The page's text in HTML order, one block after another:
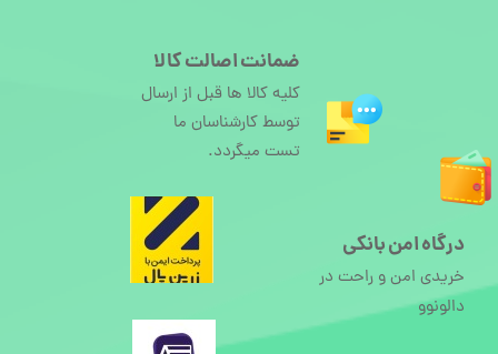
درگاه امن بانکی
خریدی امن و راحت در
دالونوو
ضمانت اصالت کالا
کلیه کالا ها قبل از ارسال
توسط کارشناسان ما
تست میگردد.